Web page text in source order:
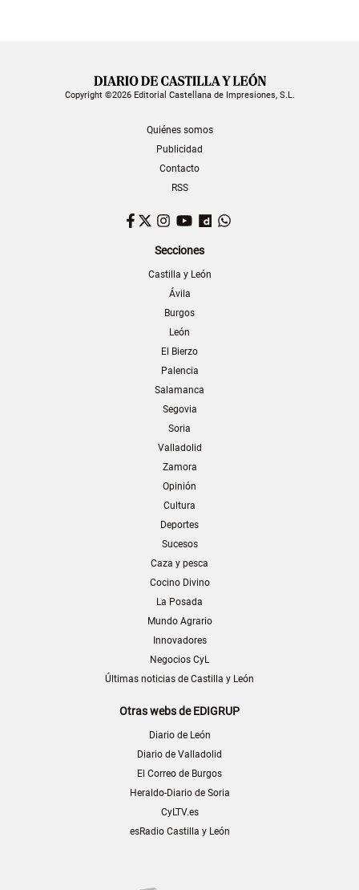
Copyright ©2026 Editorial Castellana de Impresiones, S.L.
Quiénes somos
Publicidad
Contacto
RSS
Facebook
TwitterInstagram
YouTubeDailymotion
Secciones
Castilla y León
Ávila
Burgos
León
El Bierzo
Palencia
Salamanca
Segovia
Soria
Valladolid
Zamora
Opinión
Cultura
Deportes
Sucesos
Caza y pesca
Cocino Divino
La Posada
Mundo Agrario
Innovadores
Negocios CyL
Últimas noticias de Castilla y León
Otras webs de EDIGRUP
Diario de León
Diario de Valladolid
El Correo de Burgos
Heraldo-Diario de Soria
CyLTV.es
esRadio Castilla y León